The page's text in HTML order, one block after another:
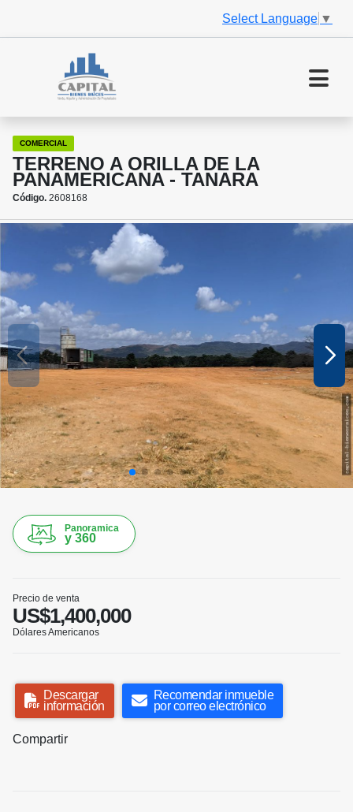
Select Language ▼
COMERCIAL
TERRENO A ORILLA DE LA
PANAMERICANA - TANARA
Código. 2608168
Panoramica
y 360
Precio de venta
US$1,400,000
Dólares Americanos
Descargar
información
Recomendar inmueble
por correo electrónico
Compartir